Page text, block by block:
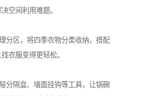
空间利用难题。
分区，将四季衣物分类收纳，搭配
衣服变得更轻松。
分隔盒、墙面挂钩等工具，让锅碗